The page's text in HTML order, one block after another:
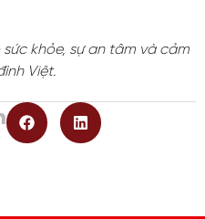
khỏe, sự an tâm và cảm
Việt.